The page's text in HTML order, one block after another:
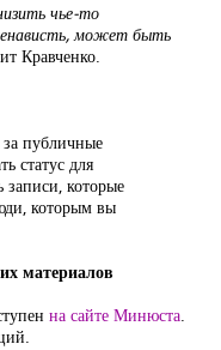
чье-то
может быть
Кравченко.
за публичные
статус для
записи, которые
которым вы
материалов
на сайте Минюста.